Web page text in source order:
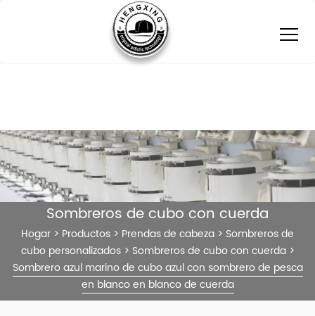
Sombreros de cubo con cuerda
Hogar > Productos > Prendas de cabeza > Sombreros de
cubo personalizados> Sombreros de cubo con cuerda>
Sombrero azul marino de cubo azul con sombrero de pesca
en blanco en blanco de cuerda